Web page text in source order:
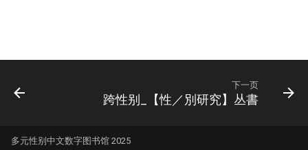
下一页
跨性别_【性／別研究】丛書
多元性别中文数字图书馆 2025